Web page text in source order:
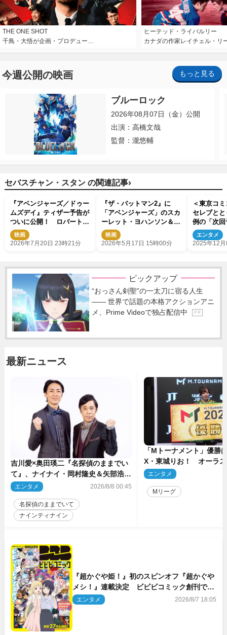
THE ONE SHOT
千鳥・大悟が企画・プロデュー…
ヒーテッド・ライバルリー
カナダの作家レイチェル・リ
今週公開の映画 もっと見る
ブルーロック
2026年08月07日（金）公開
出演：高橋文哉
監督：瀧悠輔
セバスチャン・スタン の関連記事›
『アベンジャーズ／ドゥー
ムズデイ』ティザー予告が
ついに公開！ ロバート・
ダウニー・Jr.演じるドクタ
ー・ドゥームが姿現す
映画
2026年7月20日 23時21分
『ザ・バットマン2』に
「アベンジャーズ」のスカ
ーレット・ヨハンソン＆セ
バスチャン・スタン キャ
ストが正式発表
映画
2026年5月17日 15時00分
＜東京コ
セレブと
例の「次
SNSざわ
エンタメ
2025年12
ピックアップ
“おっさん剣聖”の一太刀に宿る人生
―― 世界で話題の本格アクションアニ
メ、Prime Videoで独占配信中
P R
最新ニュース
吉川愛×奥田瑛二『名探偵のままでい
て』、ナイナイ・岡村隆史＆矢部浩之
のゲスト出演が決定！
エンタメ 2026/8/8 00:45
名探偵のままでいて
ナインティナイン
「Mトーナメント」優勝
X・東城りお！ オーラス
後は自ら和了って幕引き
エンタメ
Mリーグ
『超かぐや姫！』初のスピンオフ『超かぐや
メシ！』連載決定 ビビビコミック創刊で31
作品一挙公開
エンタメ 2026/8/7 18:05